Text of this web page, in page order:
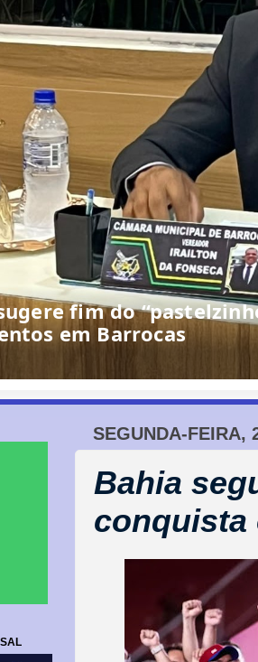
fim do
em Barrocas
SEGUNDA-FEIRA,
Bahia
conquista